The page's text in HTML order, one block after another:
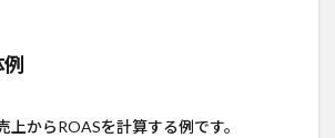
上からROASを計算する例です。